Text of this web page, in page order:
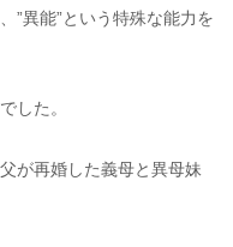
”異能”という特殊な能力を
した。
が再婚した義母と異母妹